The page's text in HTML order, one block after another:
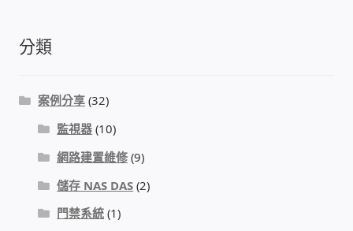
充電樁
線上網路購物
DIY材料
我的帳號
結帳
分類
案例分享 (32)
監視器 (10)
網路建置維修 (9)
儲存 NAS DAS (2)
門禁系統 (1)